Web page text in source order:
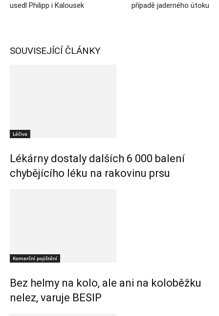
usedl Philipp i Kalousek
případě jaderného útoku
SOUVISEJÍCÍ ČLÁNKY
Léčiva
Lékárny dostaly dalších 6 000 balení
chybějícího léku na rakovinu prsu
Komerční pojištění
Bez helmy na kolo, ale ani na koloběžku
nelez, varuje BESIP